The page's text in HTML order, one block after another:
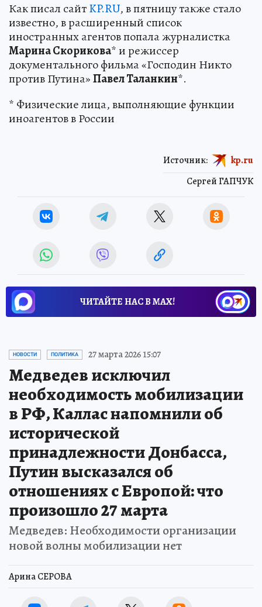
Как писал сайтKP.RU, в пятницу также стало
известно, в расширенный список
иностранных агентов попала журналистка
Марина Скорикова* и режиссер
документального фильма «Господин Никто
против Путина»Павел Таланкин*.
* Физические лица, выполняющие функции
иноагентов в России
Сергей ГАПЧУК
Источник: kp.ru
ЧИТАЙТЕ НАС В МАХ!
НОВОСТИ ПОЛИТИКА 27 марта 2026 15:07
Медведев исключил
необходимость мобилизации
в РФ, Каллас напомнили об
исторической
принадлежности Донбасса,
Путин высказался об
отношениях с Европой: что
произошло 27 марта
Медведев: Необходимости организации
новой волны мобилизации нет
Арина СЕРОВА